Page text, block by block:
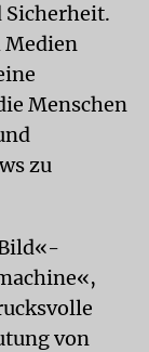
Medien
Menschen
zu
von